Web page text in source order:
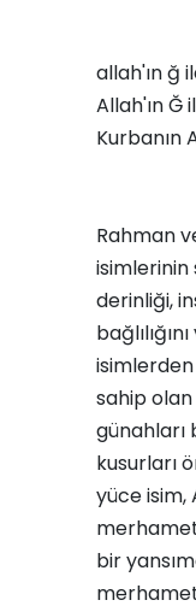
allah'ın ğ
Allah'ın Ğ
Kurbanın
Rahman
isimlerinin
derinliği,
sahip
günahları
kusurları
yüce isim,
bir